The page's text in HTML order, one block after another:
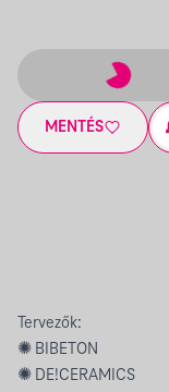
MENTÉS
Tervezők:
✺ BIBETON
✺ DE!CERAMICS